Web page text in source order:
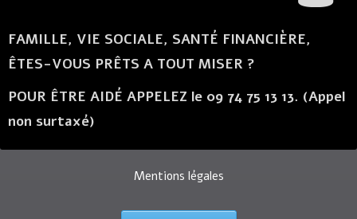
FAMILLE, VIE SOCIALE, SANTÉ FINANCIÈRE,
ÊTES-VOUS PRÊTS A TOUT MISER ?
POUR ÊTRE AIDÉ APPELEZ le 09 74 75 13 13. (Appel
non surtaxé)
Mentions légales